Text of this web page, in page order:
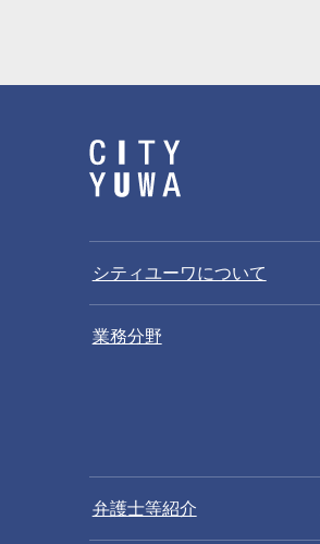
シティユーワについて
業務分野
弁護士等紹介